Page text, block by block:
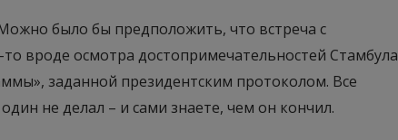
было бы предположить, что встреча с
вроде осмотра достопримечательностей Стамбула
заданной президентским протоколом. Все
не делал – и сами знаете, чем он кончил.